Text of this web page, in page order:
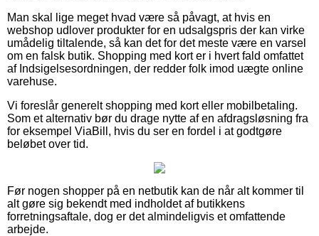
Man skal lige meget hvad være så påvagt, at hvis en
webshop udlover produkter for en udsalgspris der kan virke
umådelig tiltalende, så kan det for det meste være en varsel
om en falsk butik. Shopping med kort er i hvert fald omfattet
af Indsigelsesordningen, der redder folk imod uægte online
varehuse.
Vi foreslår generelt shopping med kort eller mobilbetaling.
Som et alternativ bør du drage nytte af en afdragsløsning fra
for eksempel ViaBill, hvis du ser en fordel i at godtgøre
beløbet over tid.
Før nogen shopper på en netbutik kan de når alt kommer til
alt gøre sig bekendt med indholdet af butikkens
forretningsaftale, dog er det almindeligvis et omfattende
arbejde.